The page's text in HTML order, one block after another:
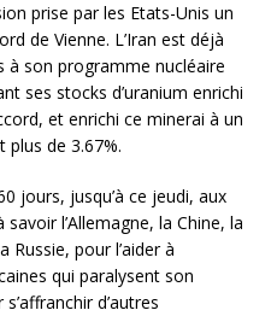
prise par les Etats-Unis un
de Vienne. L’Iran est déjà
à son programme nucléaire
ses stocks d’uranium enrichi
et enrichi ce minerai à un
de 3.67%.
jours, jusqu’à ce jeudi, aux
l’Allemagne, la Chine, la
Russie, pour l’aider à
qui paralysent son
d’autres